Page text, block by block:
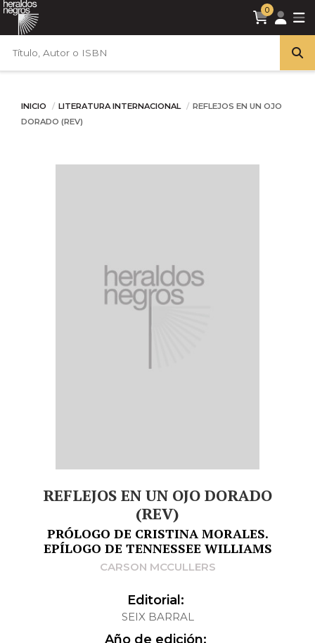
0
INICIO LITERATURA INTERNACIONAL
REFLEJOS EN UN OJO
DORADO (REV)
REFLEJOS EN UN OJO DORADO
(REV)
PRÓLOGO DE CRISTINA MORALES.
EPÍLOGO DE TENNESSEE WILLIAMS
CARSON MCCULLERS
Editorial:
SEIX BARRAL
Año de edición: